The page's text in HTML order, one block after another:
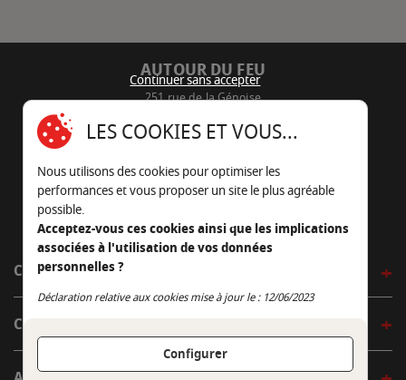
AUTOUR DU FEU
251 rue de la Génoise
05 45 22 98 09
Nous envoyer un e-mail
CÔTÉ OUTDOOR
CÔTÉ INDOOR
Continuer sans accepter
LES COOKIES ET VOUS...
Nous utilisons des cookies pour optimiser les
performances et vous proposer un site le plus agréable
possible.
Acceptez-vous ces cookies ainsi que les implications
associées à l'utilisation de vos données
personnelles ?
Déclaration relative aux cookies mise à jour le : 12/06/2023
Configurer
Continuer sans accepter